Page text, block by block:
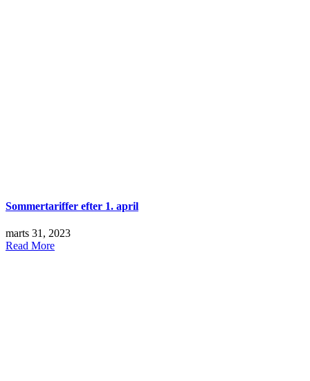
Sommertariffer efter 1. april
marts 31, 2023
Read More